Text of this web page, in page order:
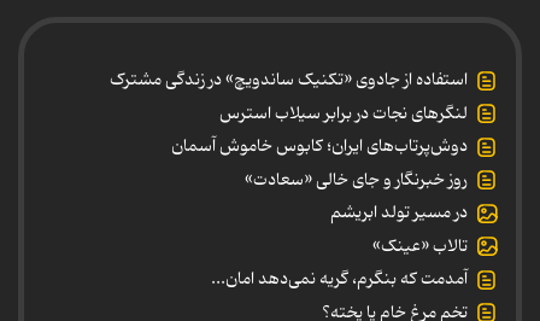
استفاده از جادوی «تکنیک ساندویچ» در زندگی مشترک
لنگرهای نجات در برابر سیلاب استرس
دوش‌پرتاب‌های ایران؛ کابوس خاموش آسمان
روز خبرنگار و جای خالی «سعادت»
در مسیر تولد ابریشم
تالاب «عینک»
آمدمت که بنگرم، گریه نمی‌دهد امان...
تخم مرغ خام یا پخته؟